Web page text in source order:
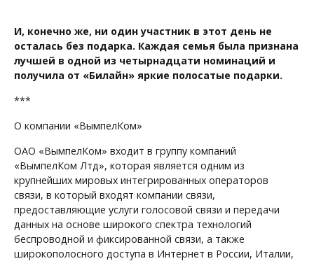
И, конечно же, ни один участник в этот день не
осталась без подарка. Каждая семья была признана
лучшей в одной из четырнадцати номинаций и
получила от «Билайн» яркие полосатые подарки.
***
О компании «ВымпелКом»
ОАО «ВымпелКом» входит в группу компаний
«ВымпелКом Лтд», которая является одним из
крупнейших мировых интегрированных операторов
связи, в который входят компании связи,
предоставляющие услуги голосовой связи и передачи
данных на основе широкого спектра технологий
беспроводной и фиксированной связи, а также
широкополосного доступа в Интернет в России, Италии,